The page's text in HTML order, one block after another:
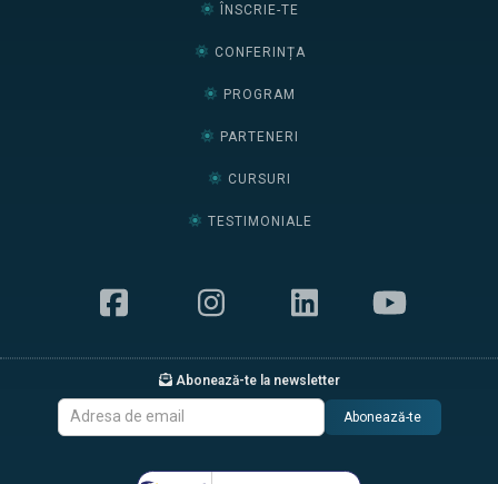
ÎNSCRIE-TE
CONFERINȚA
PROGRAM
PARTENERI
CURSURI
TESTIMONIALE
Abonează-te la newsletter
Abonează-te